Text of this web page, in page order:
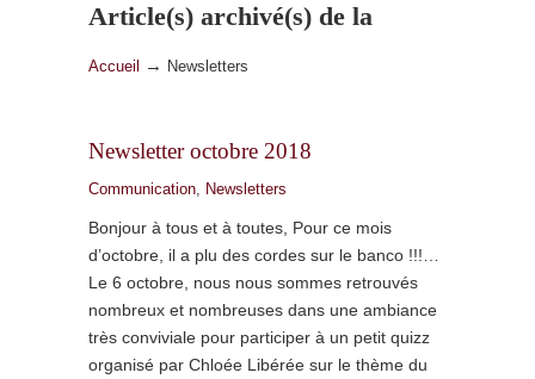
Article(s) archivé(s) de la
catégorieNewsletters
Accueil → Newsletters
Newsletter octobre 2018
Communication, Newsletters
Bonjour à tous et à toutes, Pour ce mois
d’octobre, il a plu des cordes sur le banco !!!…
Le 6 octobre, nous nous sommes retrouvés
nombreux et nombreuses dans une ambiance
très conviviale pour participer à un petit quizz
organisé par Chloée Libérée sur le thème du